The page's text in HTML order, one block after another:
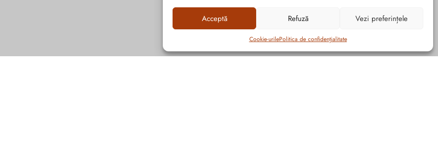
Acceptă Refuză Vezi preferințele
Cookie-urilePolitica de confidențialitate